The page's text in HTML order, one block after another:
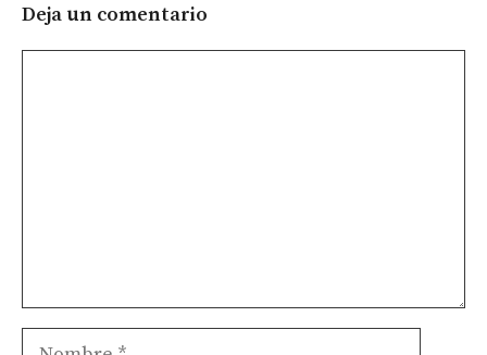
Deja un comentario
Nombre